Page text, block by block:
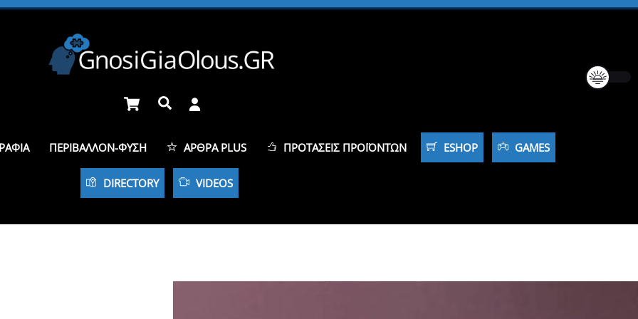
Cart Αναζήτηση
ΠΕΡΙΒΆΛΛΟΝ-ΦΎΣΗ ΆΡΘΡΑ PLUS ΠΡΟΤΆΣΕΙΣ ΠΡΟΪΌΝΤΩΝ ESHOP GAMES
DIRECTORY VIDEOS